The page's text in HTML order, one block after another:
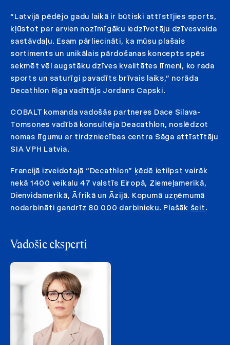
“Latvijā pēdējo gadu laikā ir būtiski attīstījies sports,
kļūstot par arvien nozīmīgāku iedzīvotāju dzīvesveida
sastāvdaļu. Esam pārliecināti, ka mūsu plašais
sortiments un unikālais pārdošanas koncepts spēs
sekmēt vēl augstāku dzīves kvalitātes līmeni, ko rada
sports un saturīgi pavadīts brīvais laiks,” norāda
Decathlon Riga vadītājs Jordans Capski.
COBALT komanda vadošās partneres Dace Silava-
Tomsones vadībā konsultēja Deacathlon, noslēdzot
nomas līgumu ar tirdzniecības centra Sāga attīstītāju
SIA VPH Latvia.
Francijā izveidotajā “Decathlon” ķēdē ietilpst vairāk
nekā 1400 veikalu 47 valstīs Eiropā, Ziemeļamerikā,
Dienvidamerikā, Āfrikā un Āzijā. Kopumā uzņēmumā
nodarbināti gandrīz 80 000 darbinieku. Plašāk šeit.
Vadošie eksperti